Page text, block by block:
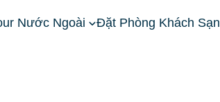
Nước Ngoài Đặt Phòng Khách Sạn